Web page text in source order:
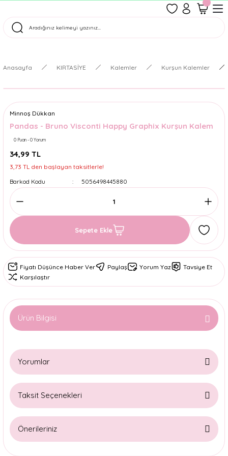
Tüm Siparişler Aynı Gün Kargoda!
Anasayfa KIRTASİYE Kalemler Kurşun Kalemler
Minnoş Dükkan
Pandas - Bruno Visconti Happy Graphix Kurşun Kalem
0 Puan - 0 Yorum
34,99 TL
3,73 TL den başlayan taksitlerle!
Barkod Kodu
5056498445880
Sepete Ekle
Fiyatı Düşünce Haber Ver Paylaş Yorum Yaz
Tavsiye Et
Karşılaştır
Ürün Bilgisi
Yorumlar
Taksit Seçenekleri
Önerileriniz